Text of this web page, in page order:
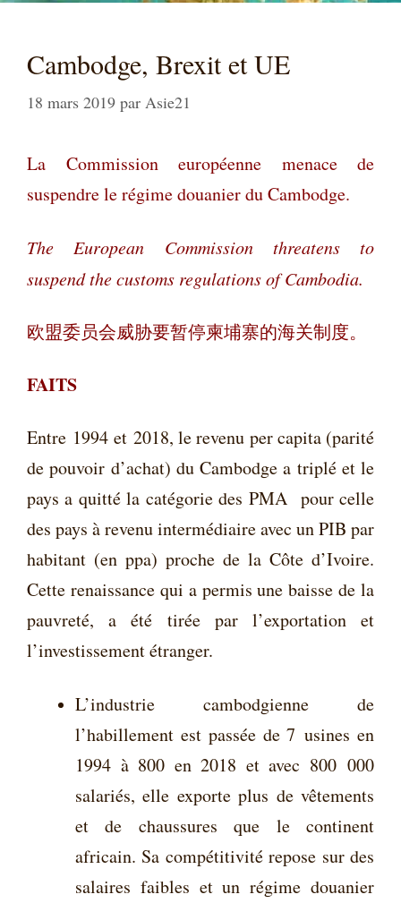
Cambodge, Brexit et UE
18 mars 2019 par Asie21
La Commission européenne menace de
suspendre le régime douanier du Cambodge.
The European Commission threatens to
suspend the customs regulations of Cambodia.
欧盟委员会威胁要暂停柬埔寨的海关制度。
FAITS
Entre 1994 et 2018, le revenu per capita (parité
de pouvoir d’achat) du Cambodge a triplé et le
pays a quitté la catégorie des PMA pour celle
des pays à revenu intermédiaire avec un PIB par
habitant (en ppa) proche de la Côte d’Ivoire.
Cette renaissance qui a permis une baisse de la
pauvreté, a été tirée par l’exportation et
l’investissement étranger.
L’industrie cambodgienne de
l’habillement est passée de 7 usines en
1994 à 800 en 2018 et avec 800 000
salariés, elle exporte plus de vêtements
et de chaussures que le continent
africain. Sa compétitivité repose sur des
salaires faibles et un régime douanier